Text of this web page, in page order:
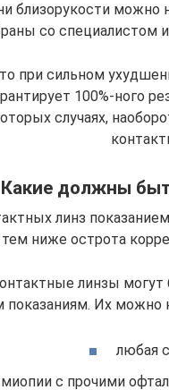
близорукости можно
со специалистом
при сильном
100%-ного
случаях,
Какие должны
линз
тем ниже острота
линзы
показаниям. Их можно
любая
с прочими